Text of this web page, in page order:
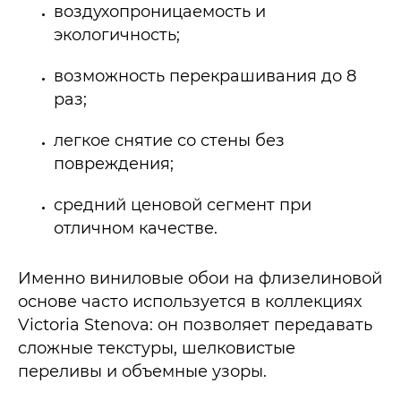
воздухопроницаемость и
экологичность;
возможность перекрашивания до 8
раз;
легкое снятие со стены без
повреждения;
средний ценовой сегмент при
отличном качестве.
Именно виниловые обои на флизелиновой
основе часто используется в коллекциях
Victoria Stenova: он позволяет передавать
сложные текстуры, шелковистые
переливы и объемные узоры.